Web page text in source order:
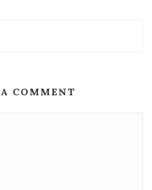
COMMENT